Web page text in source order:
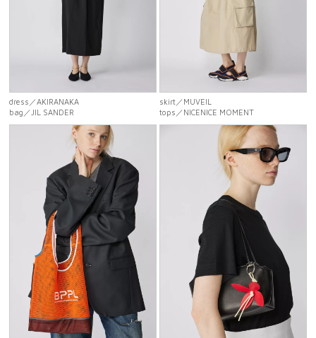
dress ／AKIRANAKA
bag ／JIL SANDER
skirt ／MUVEIL
tops ／NICENICE MOMENT